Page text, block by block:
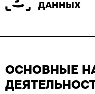
ДАННЫХ
ОСНОВНЫЕ